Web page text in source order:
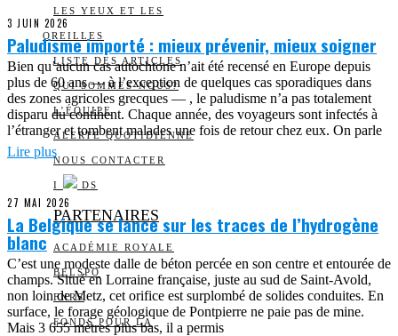
LES YEUX ET LES
OREILLES
LISTE DES ARTICLES
QUI SOMMES-NOUS?
L’ÉQUIPE
ALERTE QUOTIDIENNE
NOUS CONTACTER
I DS
PARTENAIRES
ACADÉMIE ROYALE
BELSPO
FNRS
FONDS POUR LA
3 JUIN 2026
Paludisme importé : mieux prévenir, mieux soigner
Bien qu’aucun cas autochtone n’ait été recensé en Europe depuis
plus de 60 ans — à l’exception de quelques cas sporadiques dans
des zones agricoles grecques — , le paludisme n’a pas totalement
disparu du continent. Chaque année, des voyageurs sont infectés à
l’étranger et tombent malades une fois de retour chez eux. On parle
Lire plus
27 MAI 2026
La Belgique se lance sur les traces de l’hydrogène
blanc
C’est une modeste dalle de béton percée en son centre et entourée de
champs. Situé en Lorraine française, juste au sud de Saint-Avold,
non loin de Metz, cet orifice est surplombé de solides conduites. En
surface, le forage géologique de Pontpierre ne paie pas de mine.
Mais 3 655 mètres plus bas, il a permis